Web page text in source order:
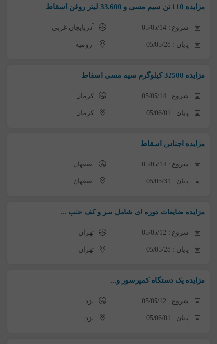
مزایده 110 تن سیم مسی و 33.600 لیتر روغن اسقاط
شروع : 05/05/14 آذربایجان غربی
پایان : 05/05/28 ارومیه
مزایده 32500 کیلوگرم سیم مسی اسقاط
شروع : 05/05/14 کرمان
پایان : 05/06/01 کرمان
مزایده اجناس اسقاط
شروع : 05/05/14 اصفهان
پایان : 05/05/31 اصفهان
مزایده ضایعات دوره ای شامل سر و کف حلب ...
شروع : 05/05/12 تهران
پایان : 05/05/28 تهران
مزایده یک دستگاه کمپرسور و...
شروع : 05/05/12 یزد
پایان : 05/06/01 یزد